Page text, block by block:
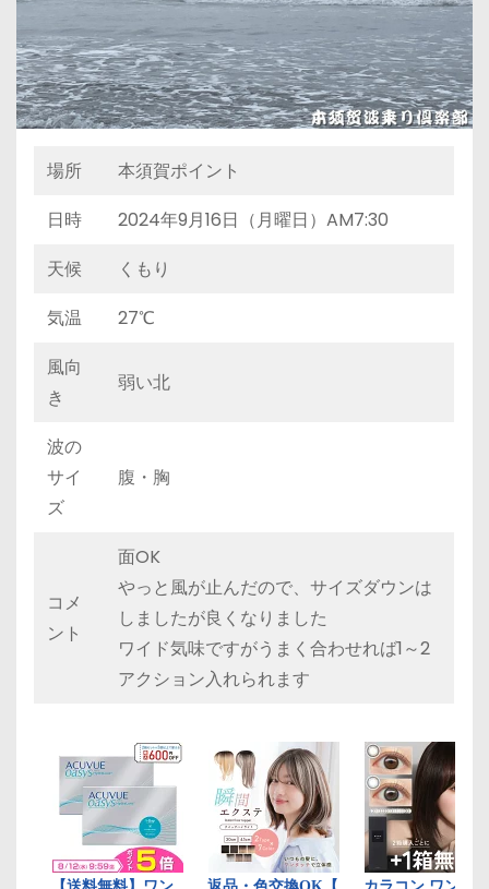
場所
本須賀ポイント
日時
2024年9月16日（月曜日）AM7:30
天候
くもり
気温
27℃
風向
き
弱い北
波の
サイ
ズ
腹・胸
コメ
ント
面OK
やっと風が止んだので、サイズダウンは
しましたが良くなりました
ワイド気味ですがうまく合わせれば1～2
アクション入れられます